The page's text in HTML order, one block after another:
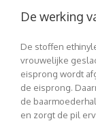
De werking
De stoffen
vrouwelijke
eisprong wordt
de eisprong.
de
en zorgt de pil